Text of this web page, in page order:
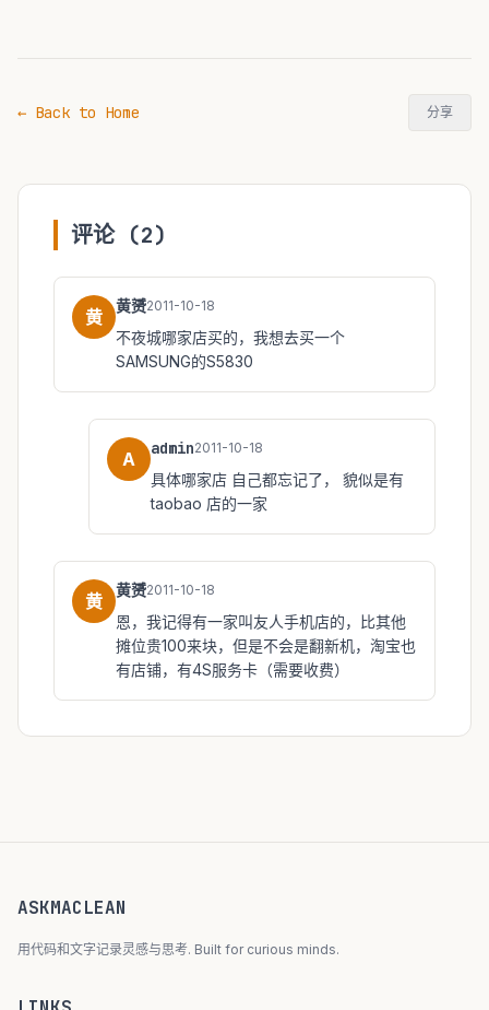
← Back to Home 分享
评论 (2)
黄 黄赟2011-10-18
不夜城哪家店买的，我想去买一个
SAMSUNG的S5830
A admin2011-10-18
具体哪家店 自己都忘记了， 貌似是有
taobao 店的一家
黄 黄赟2011-10-18
恩，我记得有一家叫友人手机店的，比其他
摊位贵100来块，但是不会是翻新机，淘宝也
有店铺，有4S服务卡（需要收费）
ASKMACLEAN
用代码和文字记录灵感与思考. Built for curious minds.